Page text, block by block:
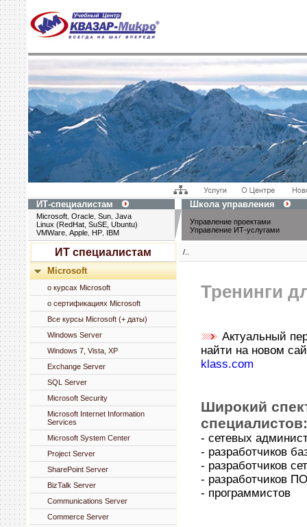
ИТ-специалистам Школа управления
Microsoft Oracle Sun Java
Linux (RedHat, SuSE, Ubuntu)
VMWare Apple HP IBM
Управление проектами
Управление ИТ-услугами
ИТ специалистам
Microsoft
о курсах Microsoft
о сертификациях Microsoft
Все курсы Microsoft (+ даты)
Windows Server
Windows 7, Vista, XP
Exchange Server
SQL Server
Microsoft Security
Microsoft Internet Information
Services
Microsoft System Center
Project Server
SharePoint Server
BizTalk Server
Communications Server
Commerce Server
/..
Тренинги
Актуальный
найти на новом
klass.com
Широкий
специалистов:
- сетевых
- разработчиков
- разработчиков
- разработчиков ПО
- программистов